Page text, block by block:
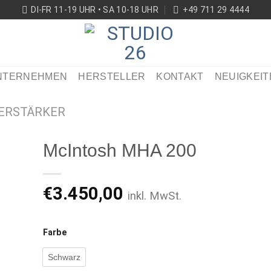
DI-FR 11-19 UHR • SA 10-18 UHR +49 711 29 4444
HERSTELLER KONTAKT
McIntosh MHA 200
€3.450,00 inkl. MwSt.
Farbe
Schwarz